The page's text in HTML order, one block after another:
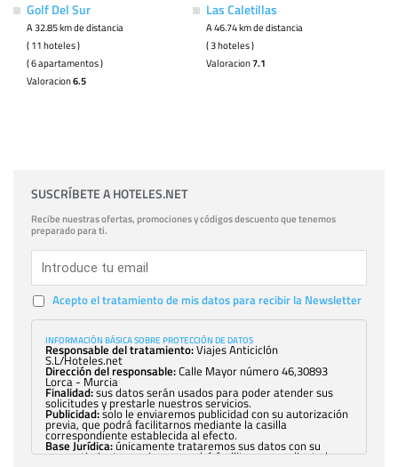
Golf Del Sur
A 32.85 km de distancia
( 11 hoteles )
( 6 apartamentos )
Valoracion6.5
Las Caletillas
A 46.74 km de distancia
( 3 hoteles )
Valoracion7.1
SUSCRÍBETE A HOTELES.NET
Recibe nuestras ofertas, promociones y códigos descuento que tenemos
preparado para ti.
Acepto el tratamiento de mis datos para recibir la Newsletter
INFORMACIÓN BÁSICA SOBRE PROTECCIÓN DE DATOS
Responsable del tratamiento:Viajes Anticiclón
S.L/Hoteles.net
Dirección del responsable:Calle Mayor número 46,30893
Lorca - Murcia
Finalidad:sus datos serán usados para poder atender sus
solicitudes y prestarle nuestros servicios.
Publicidad:solo le enviaremos publicidad con su autorización
previa, que podrá facilitarnos mediante la casilla
correspondiente establecida al efecto.
Base Jurídica:únicamente trataremos sus datos con su
consentimiento previo, que podrá facilitarnos mediante la